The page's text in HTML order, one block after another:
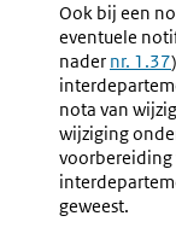
Ook bij een
eventuele
nader nr. 1.37
nota van
wijziging
voorbereiding
geweest.